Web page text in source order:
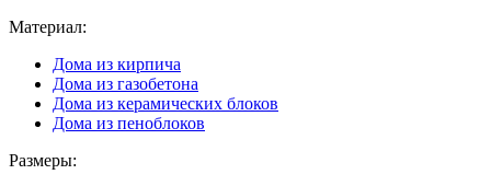
Материал:
Дома из кирпича
Дома из газобетона
Дома из керамических блоков
Дома из пеноблоков
Размеры: